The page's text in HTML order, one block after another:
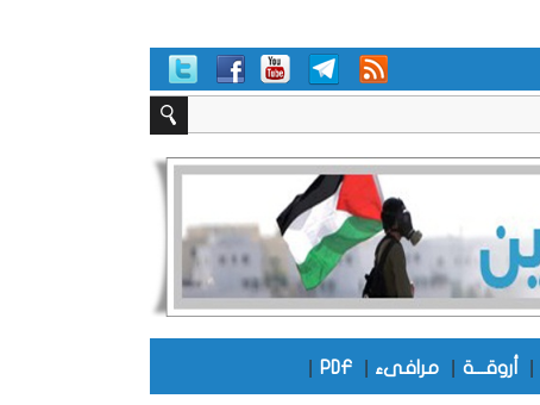
أروقـــة مرافىء PDF